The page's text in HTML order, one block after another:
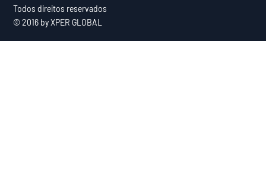
Todos direitos reservados
© 2016 by XPER GLOBAL